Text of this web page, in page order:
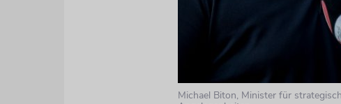
Michael Biton, Minister für